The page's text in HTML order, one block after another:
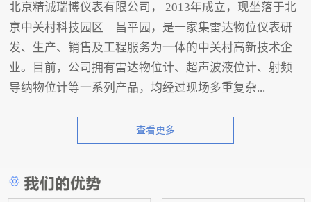
北京精诚瑞博仪表有限公司， 2013年成立，现坐落于北
京中关村科技园区—昌平园，是一家集雷达物位仪表研
发、生产、销售及工程服务为一体的中关村高新技术企
业。目前，公司拥有雷达物位计、超声波液位计、射频
导纳物位计等一系列产品，均经过现场多重复杂...
查看更多